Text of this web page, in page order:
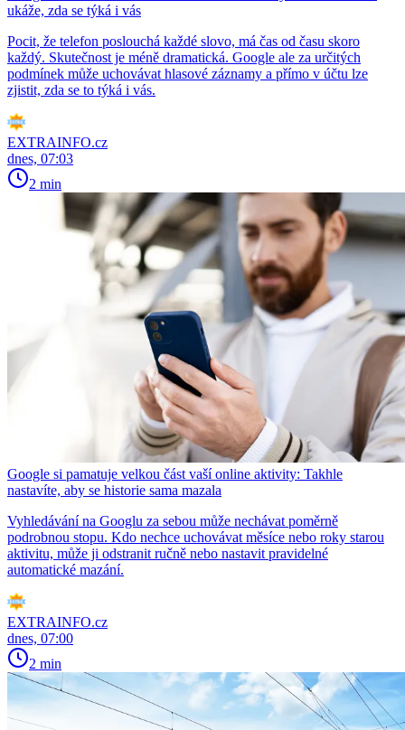
ukáže, zda se týká i vás
Pocit, že telefon poslouchá každé slovo, má čas od času skoro
každý. Skutečnost je méně dramatická. Google ale za určitých
podmínek může uchovávat hlasové záznamy a přímo v účtu lze
zjistit, zda se to týká i vás.
EXTRAINFO.cz
dnes, 07:03
2 min
Google si pamatuje velkou část vaší online aktivity: Takhle
nastavíte, aby se historie sama mazala
Vyhledávání na Googlu za sebou může nechávat poměrně
podrobnou stopu. Kdo nechce uchovávat měsíce nebo roky starou
aktivitu, může ji odstranit ručně nebo nastavit pravidelné
automatické mazání.
EXTRAINFO.cz
dnes, 07:00
2 min